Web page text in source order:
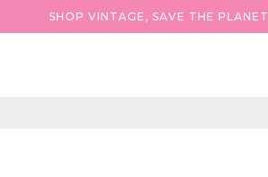
SHOP VINTAGE, SAVE THE PLANET